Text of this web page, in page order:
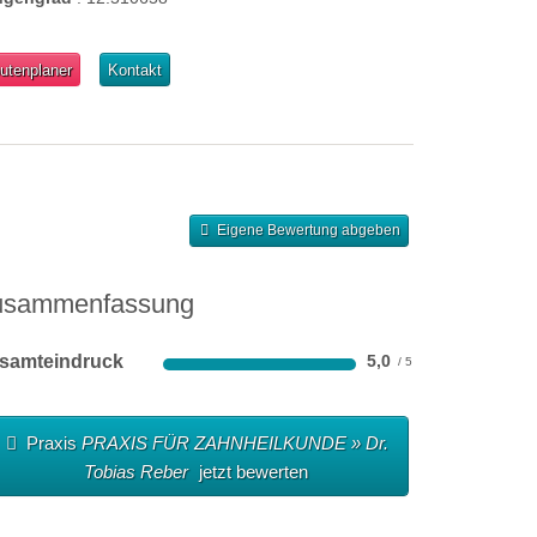
Kontakt
Eigene Bewertung abgeben
5,0
PraxisPRAXIS FÜR ZAHNHEILKUNDE » Dr.
Tobias Reber
jetzt bewerten